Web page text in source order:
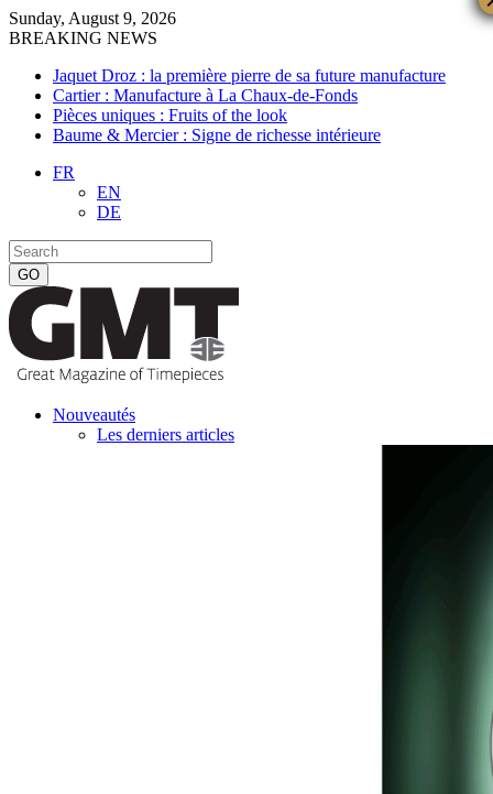
Sunday, August 9, 2026
BREAKING NEWS
Jaquet Droz : la première pierre de sa future manufacture
Cartier : Manufacture à La Chaux-de-Fonds
Pièces uniques : Fruits of the look
Baume & Mercier : Signe de richesse intérieure
FR
EN
DE
Nouveautés
Les derniers articles